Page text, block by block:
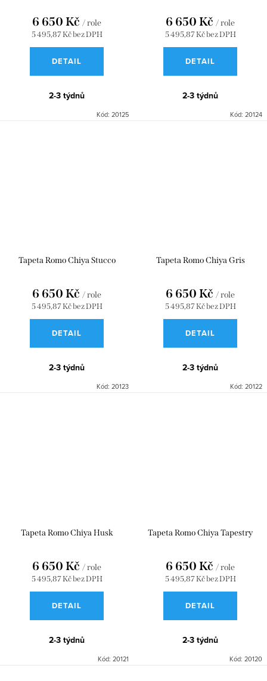
5 495,87 Kč bez DPH
6 650 Kč / role
DETAIL
2-3 týdnů
Kód: 20125
5 495,87 Kč bez DPH
6 650 Kč / role
DETAIL
2-3 týdnů
Kód: 20124
Tapeta Romo Chiya Stucco
5 495,87 Kč bez DPH
6 650 Kč / role
DETAIL
2-3 týdnů
Kód: 20123
Tapeta Romo Chiya Gris
5 495,87 Kč bez DPH
6 650 Kč / role
DETAIL
2-3 týdnů
Kód: 20122
Tapeta Romo Chiya Husk
5 495,87 Kč bez DPH
6 650 Kč / role
DETAIL
2-3 týdnů
Kód: 20121
Tapeta Romo Chiya Tapestry
5 495,87 Kč bez DPH
6 650 Kč / role
DETAIL
2-3 týdnů
Kód: 20120